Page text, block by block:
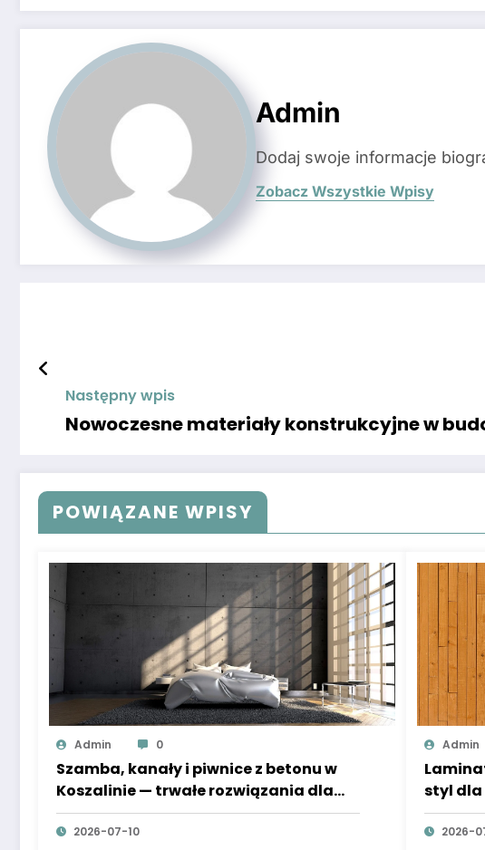
Admin
Dodaj swoje informacje
Zobacz Wszystkie Wpisy
Następny wpis
Nowoczesne materiały konstrukcyjne w
POWIĄZANE WPISY
Admin 0
Szamba, kanały i piwnice z betonu w
Koszalinie — trwałe rozwiązania dla
domu i firmy
2026-07-10
Admin
styl dla
2026-